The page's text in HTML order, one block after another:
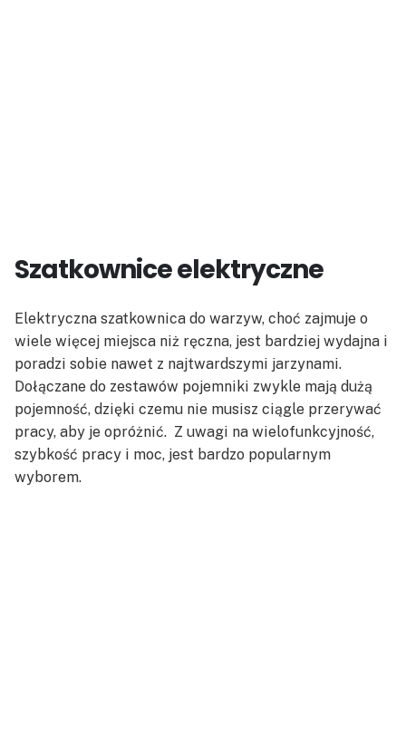
Szatkownice elektryczne
Elektryczna szatkownica do warzyw, choć zajmuje o
wiele więcej miejsca niż ręczna, jest bardziej wydajna i
poradzi sobie nawet z najtwardszymi jarzynami.
Dołączane do zestawów pojemniki zwykle mają dużą
pojemność, dzięki czemu nie musisz ciągle przerywać
pracy, aby je opróżnić. Z uwagi na wielofunkcyjność,
szybkość pracy i moc, jest bardzo popularnym
wyborem.